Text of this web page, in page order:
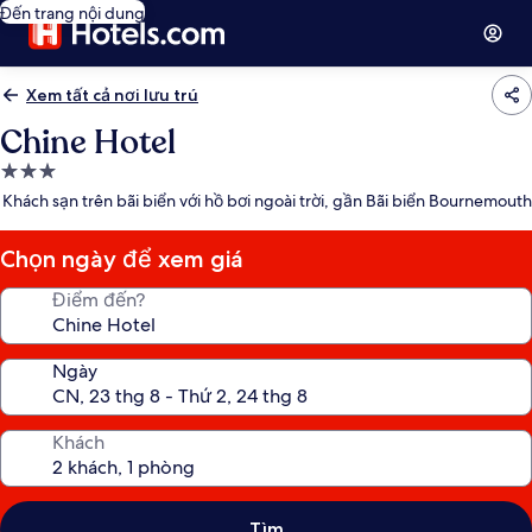
Đến trang nội dung
Xem tất cả nơi lưu trú
Chine Hotel
Nơi
lưu
3.0
sao
Khách sạn trên bãi biển với hồ bơi ngoài trời, gần Bãi biển Bournemouth
Chọn ngày để xem giá
Điểm đến?
Ngày
Khách